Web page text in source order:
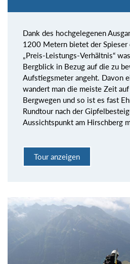
Dank des hochgelegenen
1200 Metern bietet der Spieser
„Preis-Leistungs-Verhältnis“
Bergblick in Bezug auf die zu
Aufstiegsmeter angeht. Davon
wandert man die meiste Zeit
Bergwegen und so ist es fast
Rundtour nach der
Aussichtspunkt am Hirschberg
Tour anzeigen